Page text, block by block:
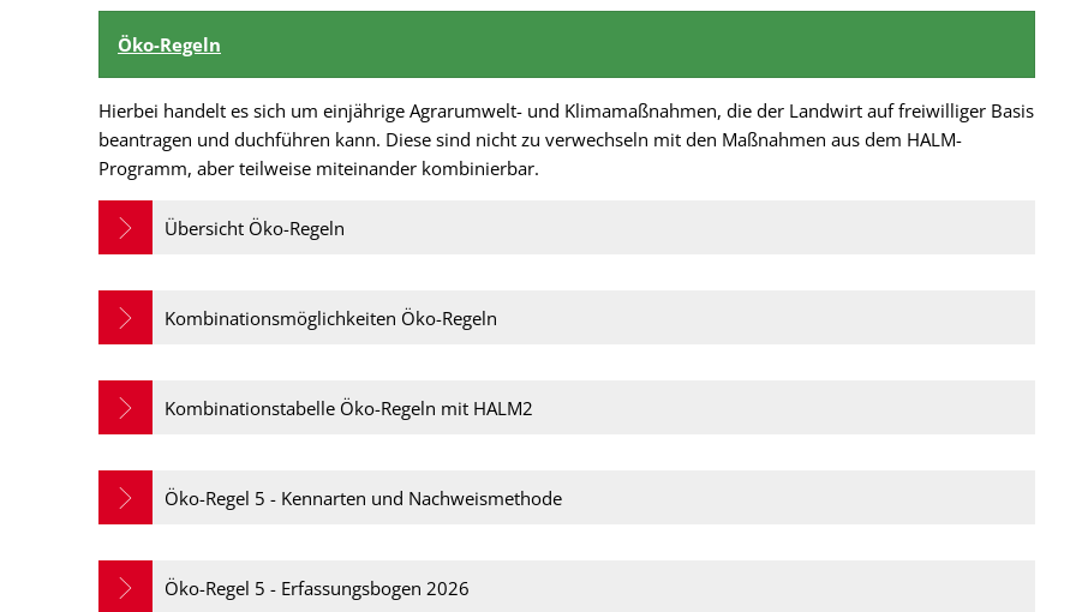
Öko-Regeln
Hierbei handelt es sich um einjährige Agrarumwelt- und Klimamaßnahmen, die der Landwirt auf freiwilliger Basis
beantragen und duchführen kann. Diese sind nicht zu verwechseln mit den Maßnahmen aus dem HALM-
Programm, aber teilweise miteinander kombinierbar.
Übersicht Öko-Regeln
Kombinationsmöglichkeiten Öko-Regeln
Kombinationstabelle Öko-Regeln mit HALM2
Öko-Regel 5 - Kennarten und Nachweismethode
Öko-Regel 5 - Erfassungsbogen 2026